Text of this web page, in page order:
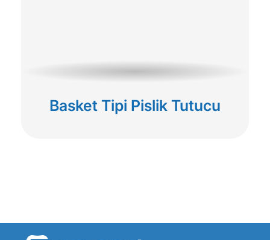
Basket Tipi Pislik Tutucu